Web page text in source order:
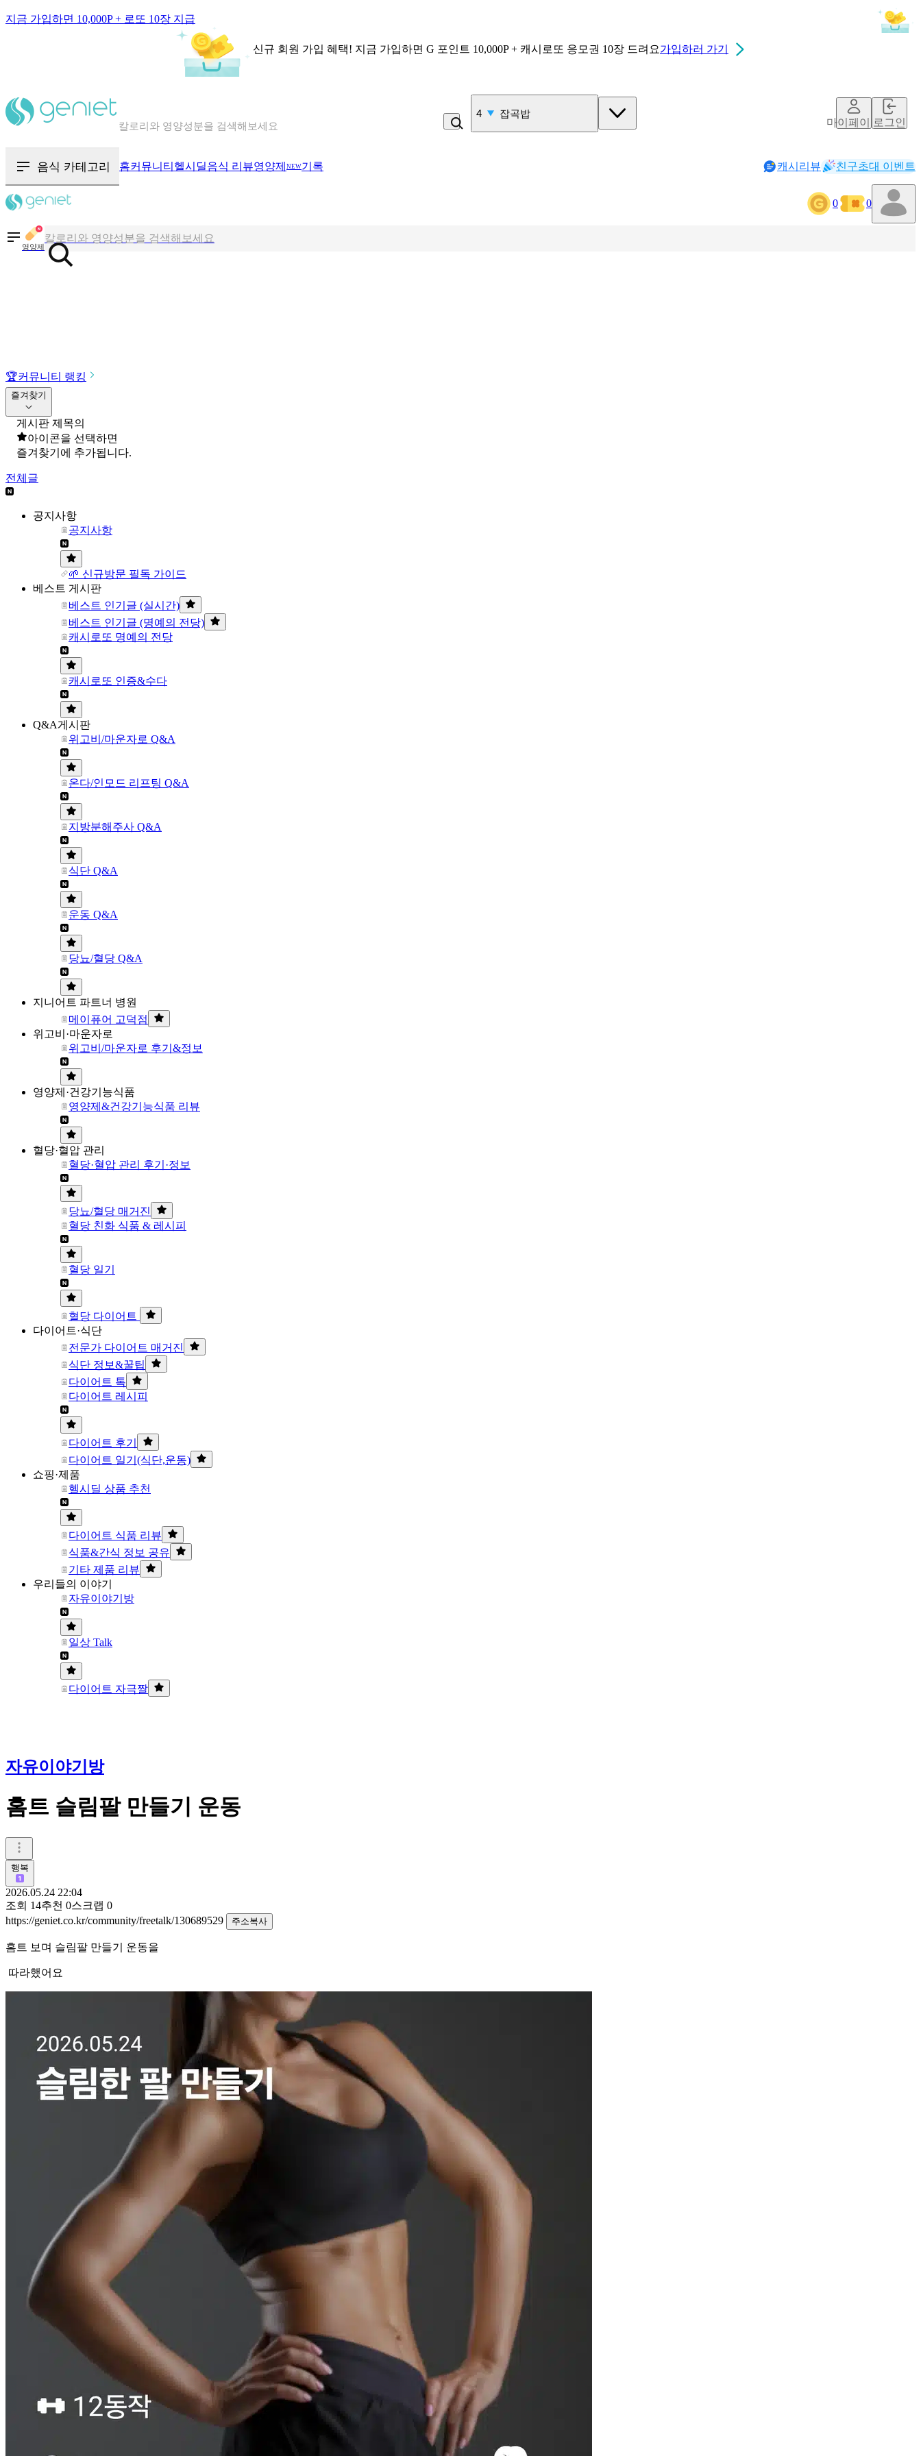
지금 가입하면 10,000P + 로또 10장 지급
신규 회원 가입 혜택! 지금 가입하면 G 포인트 10,000P + 캐시로또 응모권 10장 드려요가입하러 가기
혈당 · 다이어트 음식 검색해보세요
4 잡곡밥
마이페이지로그인
음식 카테고리 홈커뮤니티 헬시딜음식 리뷰영양제 NEW기록 캐시리뷰 친구초대 이벤트
0 0
영양제
혈당 · 다이어트 음식 검색해보세요
음식 · 영양제 리뷰를 찾아보세요
🏆커뮤니티 랭킹
즐겨찾기
게시판 제목의
아이콘을 선택하면
즐겨찾기에 추가됩니다.
전체글
공지사항
공지사항
🌱 신규방문 필독 가이드
베스트 게시판
베스트 인기글 (실시간)
베스트 인기글 (명예의 전당)
캐시로또 명예의 전당
캐시로또 인증&수다
Q&A게시판
위고비/마운자로 Q&A
온다/인모드 리프팅 Q&A
지방분해주사 Q&A
식단 Q&A
운동 Q&A
당뇨/혈당 Q&A
지니어트 파트너 병원
메이퓨어 고덕점
위고비·마운자로
위고비/마운자로 후기&정보
영양제·건강기능식품
영양제&건강기능식품 리뷰
혈당·혈압 관리
혈당·혈압 관리 후기·정보
당뇨/혈당 매거진
혈당 친화 식품 & 레시피
혈당 일기
혈당 다이어트
다이어트·식단
전문가 다이어트 매거진
식단 정보&꿀팁
다이어트 톡
다이어트 레시피
다이어트 후기
다이어트 일기(식단,운동)
쇼핑·제품
헬시딜 상품 추천
다이어트 식품 리뷰
식품&간식 정보 공유
기타 제품 리뷰
우리들의 이야기
자유이야기방
일상 Talk
다이어트 자극짤
자유이야기방
홈트 슬림팔 만들기 운동
행복
2026.05.24 22:04
조회 14추천 0스크랩 0
https://geniet.co.kr/community/freetalk/130689529
주소복사
홈트 보며 슬림팔 만들기 운동을
따라했어요